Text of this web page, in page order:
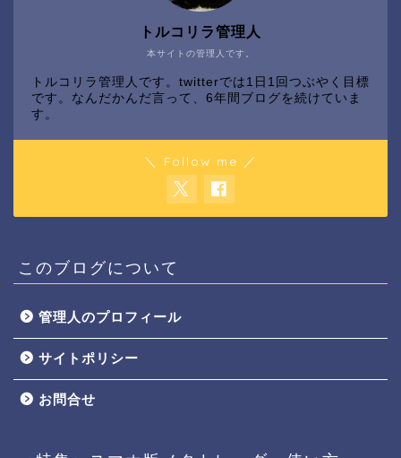
本サイトの管理人です。
トルコリラ管理人
トルコリラ管理人です。twitterでは1日1回つぶやく目標
です。なんだかんだ言って、6年間ブログを続けていま
す。
＼ Follow me ／
このブログについて
管理人のプロフィール
サイトポリシー
お問合せ